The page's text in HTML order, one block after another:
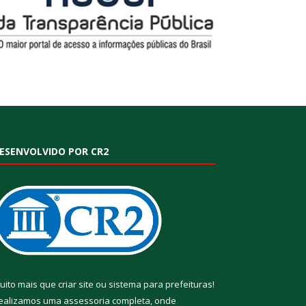
POR CR2
mais que criar site ou sistema para prefeituras!
uma assessoria completa, onde